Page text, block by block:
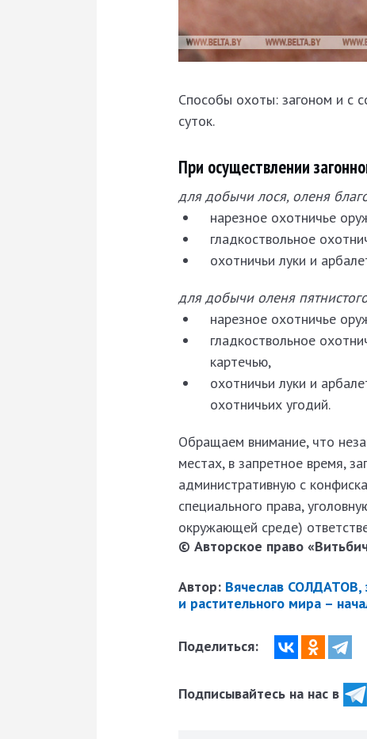
Способы охоты: загоном и с
суток.
При осуществлении
для добычи лося, оленя
нарезное охотничье
гладкоствольное
охотничьи луки и
для добычи оленя
нарезное охотничье
гладкоствольное
картечью,
охотничьи луки и
охотничьих угодий.
Обращаем внимание, что
местах, в запретное время,
административную с
специального права,
окружающей среде)
© Авторское право
Автор: Вячеслав СОЛДАТОВ,
и растительного мира –
Поделиться:
Подписывайтесь на нас в